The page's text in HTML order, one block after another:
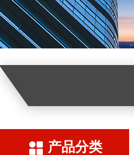
产品分类